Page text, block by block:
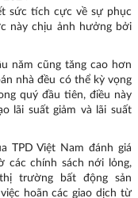
sức tích cực về sự phục
này chịu ảnh hưởng bởi
năm cũng tăng cao hơn
nhà đều có thể kỳ vọng
quý đầu tiên, điều này
lãi suất giảm và lãi suất
TPD Việt Nam đánh giá
các chính sách nới lỏng,
trường bất động sản
hoãn các giao dịch từ